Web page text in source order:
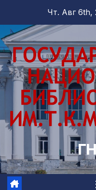
содержимому
Чт. Авг 6th,